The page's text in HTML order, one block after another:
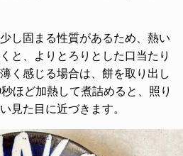
し固まる性質があるため、熱い
と、よりとろりとした口当たり
く感じる場合は、餅を取り出し
ほど加熱して煮詰めると、照り
見た目に近づきます。